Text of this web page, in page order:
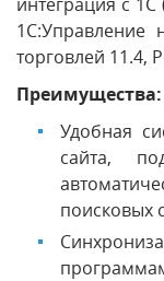
1С:Управление
торговлей 11.4,
Преимущества:
Удобная
сайта,
поисковых